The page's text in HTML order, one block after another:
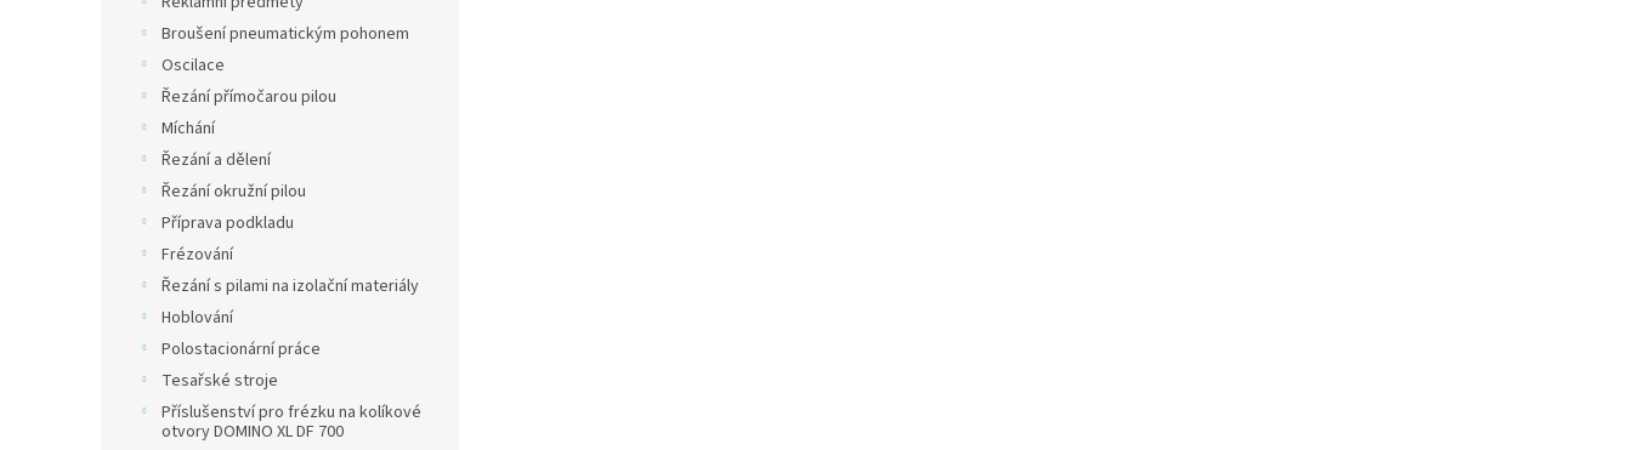
Broušení pneumatickým pohonem
Oscilace
Řezání přímočarou pilou
Míchání
Řezání a dělení
Řezání okružní pilou
Příprava podkladu
Frézování
Řezání s pilami na izolační materiály
Hoblování
Polostacionární práce
Tesařské stroje
Příslušenství pro frézku na kolíkové
otvory DOMINO XL DF 700